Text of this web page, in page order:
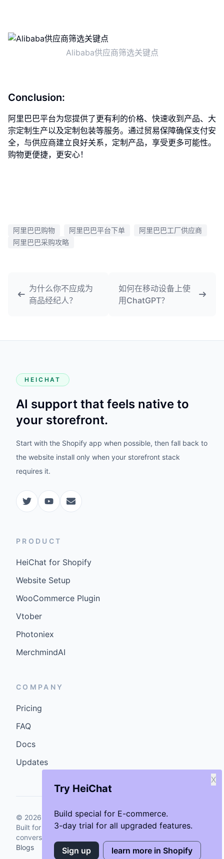
Alibaba供应商筛选关键点
Conclusion:
阿里巴巴平台为您提供了更有利的价格、快速收到产品、大
宗定制生产以及定制包装等服务。通过贸易保障确保支付安
全，与供应商建立良好关系，定制产品，享受更多可能性。
购物更便捷，更安心！
Try HeiChat
Build special for E-commerce.
3-day trial for all upgraded features.
X
Sign up learn more in Shopify
阿里巴巴购物 阿里巴巴平台下单
阿里巴巴工厂供应商
阿里巴巴采购攻略
为什么你不应成为
商品经纪人？
如何在移动设备上使
用ChatGPT？
HEICHAT
AI support that feels native to
your storefront.
Start with the Shopify app when possible, then fall back to
the website install only when your storefront stack
requires it.
PRODUCT
HeiChat for Shopify
Website Setup
WooCommerce Plugin
Vtober
Photoniex
MerchmindAI
COMPANY
Pricing
FAQ
Docs
Updates
© 2026 GenCybers Inc. All rights reserved.
Built for storefronts that want faster answers and cleaner
conversions.
Blogs